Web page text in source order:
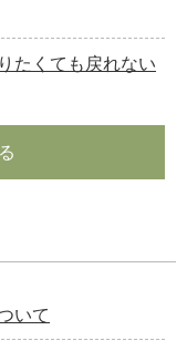
たくても戻れない
いて